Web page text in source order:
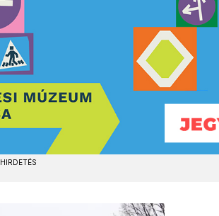
HIRDETÉS